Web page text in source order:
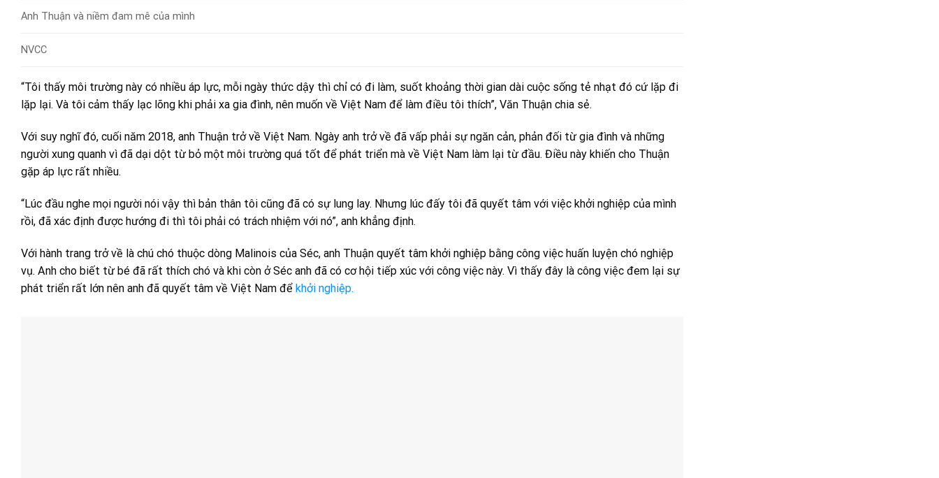
Anh Thuận và niềm đam mê của mình
NVCC
“Tôi thấy môi trường này có nhiều áp lực, mỗi ngày thức dậy thì chỉ có đi làm, suốt khoảng thời gian dài cuộc sống tẻ nhạt đó cứ lặp đi
lặp lại. Và tôi cảm thấy lạc lõng khi phải xa gia đình, nên muốn về Việt Nam để làm điều tôi thích”, Văn Thuận chia sẻ.
Với suy nghĩ đó, cuối năm 2018, anh Thuận trở về Việt Nam. Ngày anh trở về đã vấp phải sự ngăn cản, phản đối từ gia đình và những
người xung quanh vì đã dại dột từ bỏ một môi trường quá tốt để phát triển mà về Việt Nam làm lại từ đầu. Điều này khiến cho Thuận
gặp áp lực rất nhiều.
“Lúc đầu nghe mọi người nói vậy thì bản thân tôi cũng đã có sự lung lay. Nhưng lúc đấy tôi đã quyết tâm với việc khởi nghiệp của mình
rồi, đã xác định được hướng đi thì tôi phải có trách nhiệm với nó”, anh khẳng định.
Với hành trang trở về là chú chó thuộc dòng Malinois của Séc, anh Thuận quyết tâm khởi nghiệp bằng công việc huấn luyện chó nghiệp
vụ. Anh cho biết từ bé đã rất thích chó và khi còn ở Séc anh đã có cơ hội tiếp xúc với công việc này. Vì thấy đây là công việc đem lại sự
phát triển rất lớn nên anh đã quyết tâm về Việt Nam để khởi nghiệp.